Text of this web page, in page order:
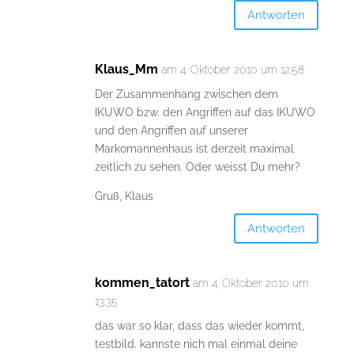
Antworten
Klaus_Mm am 4. Oktober 2010 um 12:58
Der Zusammenhang zwischen dem
IKUWO bzw. den Angriffen auf das IKUWO
und den Angriffen auf unserer
Markomannenhaus ist derzeit maximal
zeitlich zu sehen. Oder weisst Du mehr?
Gruß, Klaus
Antworten
kommen_tatort am 4. Oktober 2010 um
13:35
das war so klar, dass das wieder kommt,
testbild. kannste nich mal einmal deine